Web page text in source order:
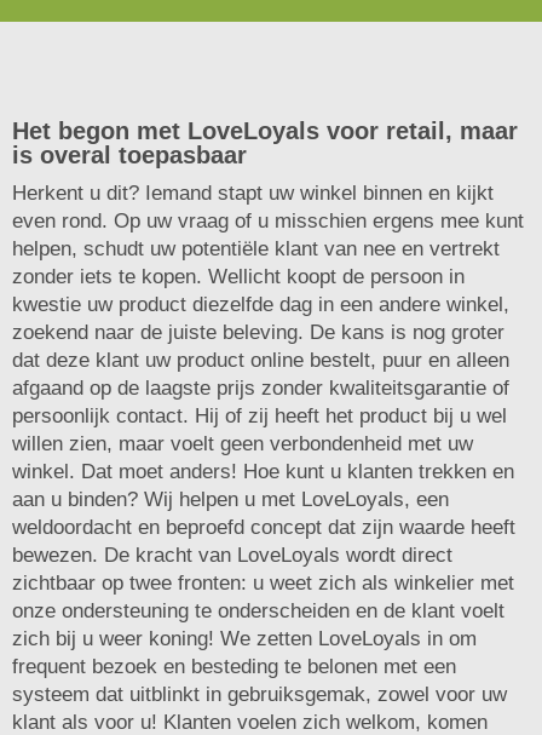
Het begon met LoveLoyals voor retail, maar
is overal toepasbaar
Herkent u dit? Iemand stapt uw winkel binnen en kijkt
even rond. Op uw vraag of u misschien ergens mee kunt
helpen, schudt uw potentiële klant van nee en vertrekt
zonder iets te kopen. Wellicht koopt de persoon in
kwestie uw product diezelfde dag in een andere winkel,
zoekend naar de juiste beleving. De kans is nog groter
dat deze klant uw product online bestelt, puur en alleen
afgaand op de laagste prijs zonder kwaliteitsgarantie of
persoonlijk contact. Hij of zij heeft het product bij u wel
willen zien, maar voelt geen verbondenheid met uw
winkel. Dat moet anders! Hoe kunt u klanten trekken en
aan u binden? Wij helpen u met LoveLoyals, een
weldoordacht en beproefd concept dat zijn waarde heeft
bewezen. De kracht van LoveLoyals wordt direct
zichtbaar op twee fronten: u weet zich als winkelier met
onze ondersteuning te onderscheiden en de klant voelt
zich bij u weer koning! We zetten LoveLoyals in om
frequent bezoek en besteding te belonen met een
systeem dat uitblinkt in gebruiksgemak, zowel voor uw
klant als voor u! Klanten voelen zich welkom, komen